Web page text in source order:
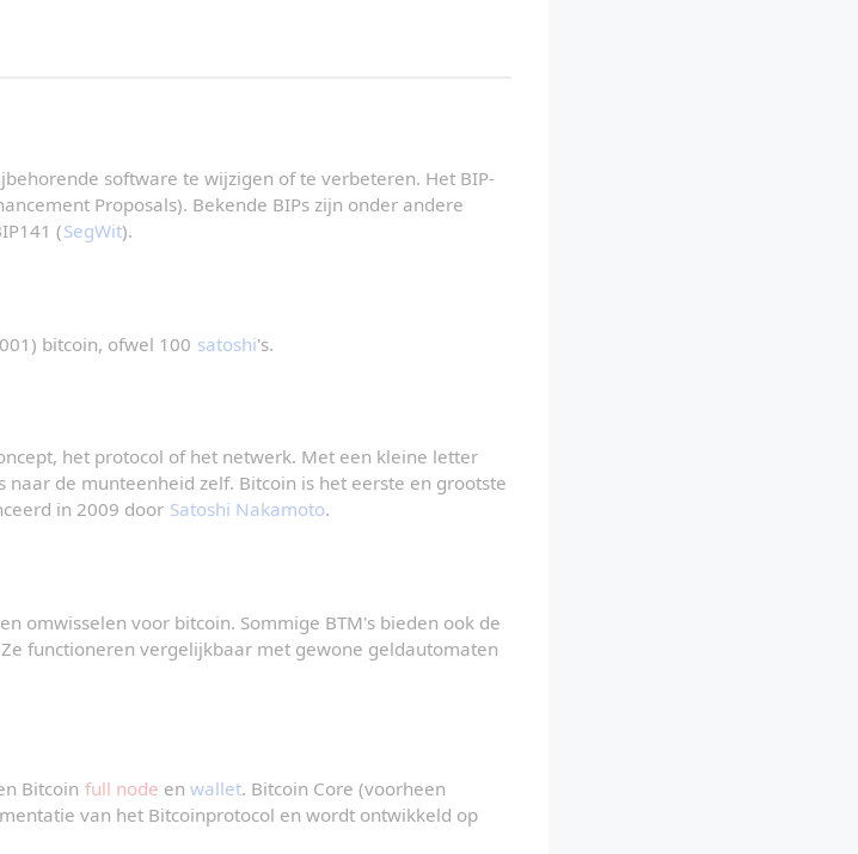
software te wijzigen of te verbeteren. Het BIP-
Proposals). Bekende BIPs zijn onder andere
(SegWit).
bitcoin, ofwel 100 satoshi's.
de munteenheid zelf. Bitcoin is het eerste en grootste
in 2009 door Satoshi Nakamoto.
omwisselen voor bitcoin. Sommige BTM's bieden ook de
functioneren vergelijkbaar met gewone geldautomaten
Bitcoin full node en wallet
van het Bitcoinprotocol en wordt ontwikkeld op